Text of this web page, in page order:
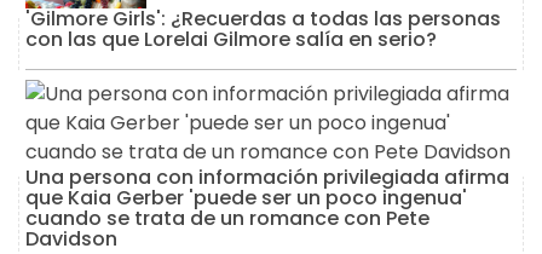
'Gilmore Girls': ¿Recuerdas a todas las personas
con las que Lorelai Gilmore salía en serio?
Una persona con información privilegiada afirma
que Kaia Gerber 'puede ser un poco ingenua'
cuando se trata de un romance con Pete
Davidson